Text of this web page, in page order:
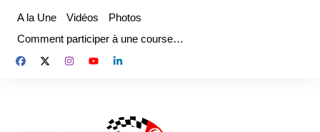
contenu
A la Une Vidéos
Photos
Comment participer à une course…